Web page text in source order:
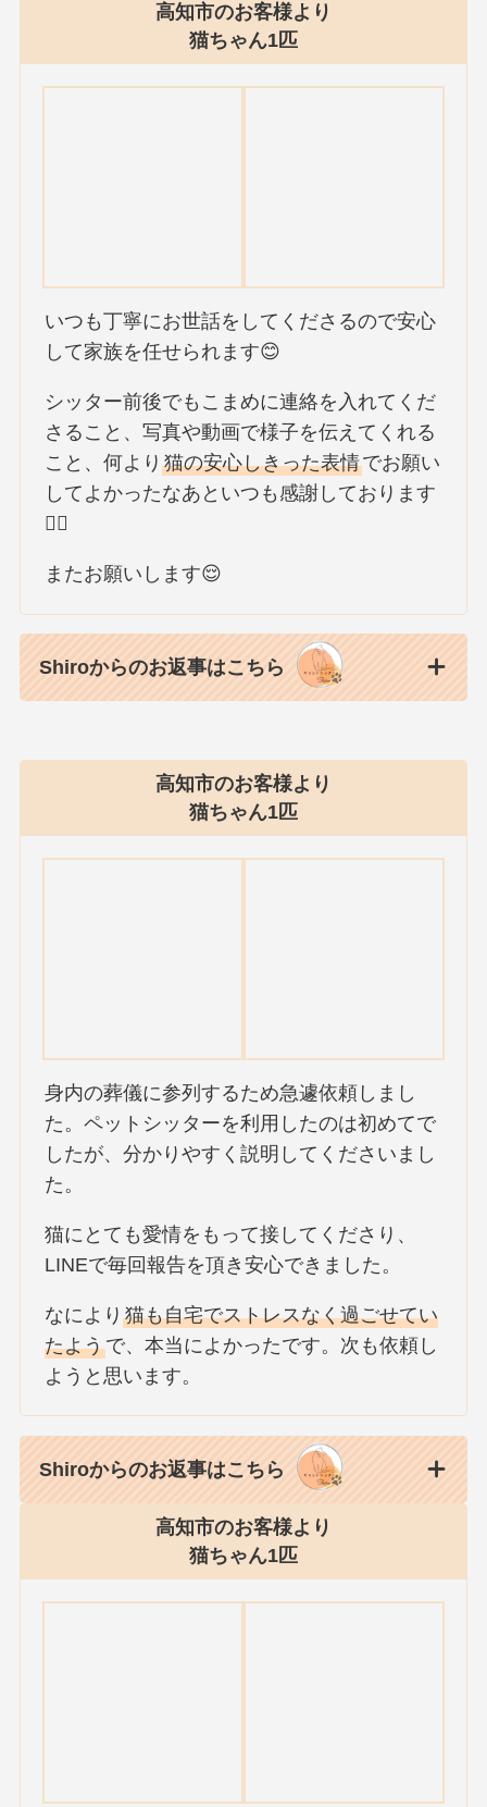
高知市のお客様より
猫ちゃん1匹
いつも丁寧にお世話をしてくださるので安心
して家族を任せられます😊
シッター前後でもこまめに連絡を入れてくだ
さること、写真や動画で様子を伝えてくれる
こと、何より猫の安心しきった表情でお願い
してよかったなあといつも感謝しております
🙇‍♀️
またお願いします😌
Shiroからのお返事はこちら
高知市のお客様より
猫ちゃん1匹
身内の葬儀に参列するため急遽依頼しまし
た。ペットシッターを利用したのは初めてで
したが、分かりやすく説明してくださいまし
た。
猫にとても愛情をもって接してくださり、
LINEで毎回報告を頂き安心できました。
なにより猫も自宅でストレスなく過ごせてい
たようで、本当によかったです。次も依頼し
ようと思います。
Shiroからのお返事はこちら
高知市のお客様より
猫ちゃん1匹